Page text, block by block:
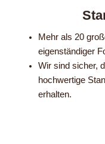
Mehr als 20
eigenständiger
Wir sind sicher,
hochwertige
erhalten.